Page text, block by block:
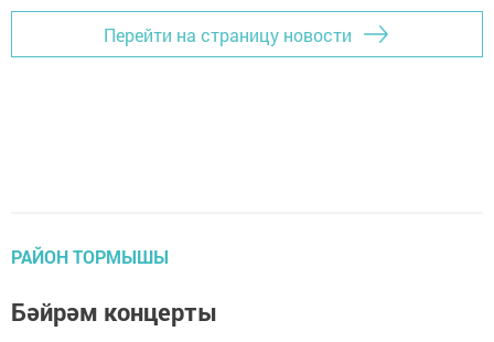
Перейти на страницу новости
РАЙОН ТОРМЫШЫ
Бәйрәм концерты